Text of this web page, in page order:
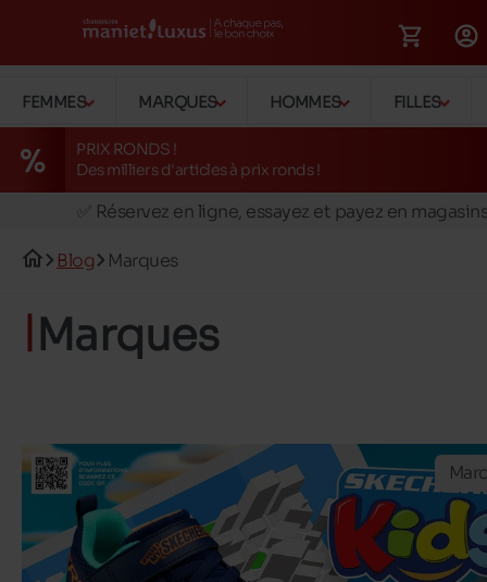
FEMMES MARQUES HOMMES FILLES
PRIX RONDS !
Des milliers d'articles à prix ronds !
🚛 Livraison gratuite en magasins
✅ Réservez en ligne, essayez et payez en
📦 Livraison à domicile gratuite dés 39€ d'achats
🚛 Livraison gratuite en magasins
Blog Marques
Marques